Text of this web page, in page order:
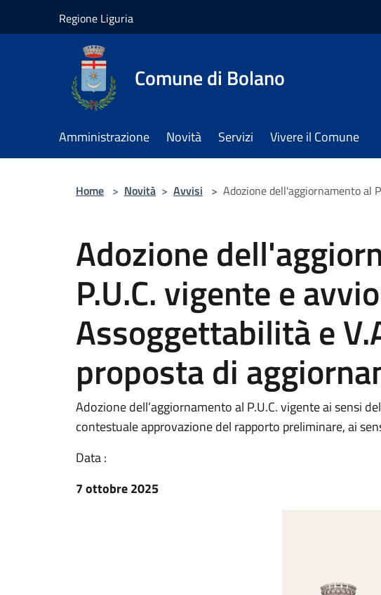
Regione Liguria
Comune di Bolano
Amministrazione Novità Servizi Vivere il Comune
Home > Novità > Avvisi > Adozione dell'aggiornamento al
Adozione
P.U.C. vigente e
Assoggettabilità e
proposta di
Adozione dell’aggiornamento al P.U.C. vigente ai sensi
contestuale approvazione del rapporto preliminare, ai
Data :
7 ottobre 2025